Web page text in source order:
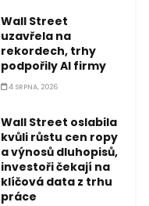
Wall Street
uzavřela na
rekordech, trhy
podpořily AI firmy
4 SRPNA, 2026
Wall Street oslabila
kvůli růstu cen ropy
a výnosů dluhopisů,
investoři čekají na
klíčová data z trhu
práce